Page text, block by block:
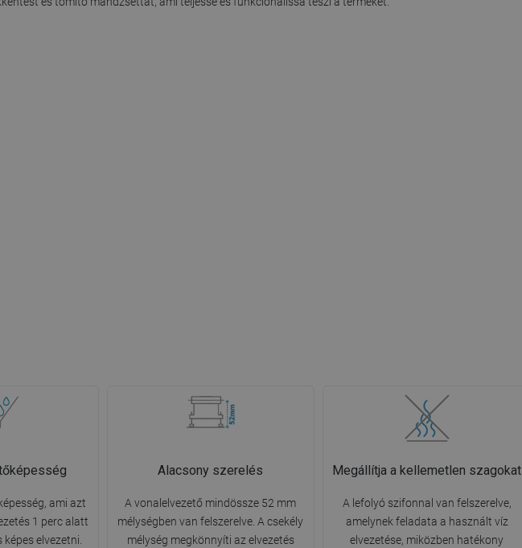
ami azt
1 perc alatt
elvezetni.
Alacsony szerelés
A vonalelvezető mindössze 52 mm
mélységben van felszerelve. A csekély
mélység megkönnyíti az elvezetés
Megállítja a kellemetlen szagokat
A lefolyó szifonnal van felszerelve,
amelynek feladata a használt víz
elvezetése, miközben hatékony